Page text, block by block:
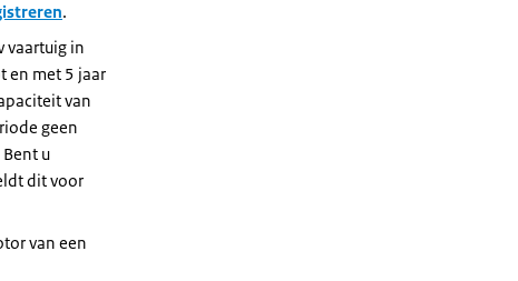
.
vaartuig in
en met 5 jaar
van
geen
u
dit voor
van een